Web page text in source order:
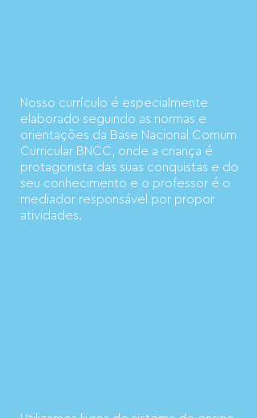
Nosso currículo é especialmente
elaborado seguindo as normas e
orientações da Base Nacional Comum
Curricular BNCC, onde a criança é
protagonista das suas conquistas e do
seu conhecimento e o professor é o
mediador responsável por propor
atividades.